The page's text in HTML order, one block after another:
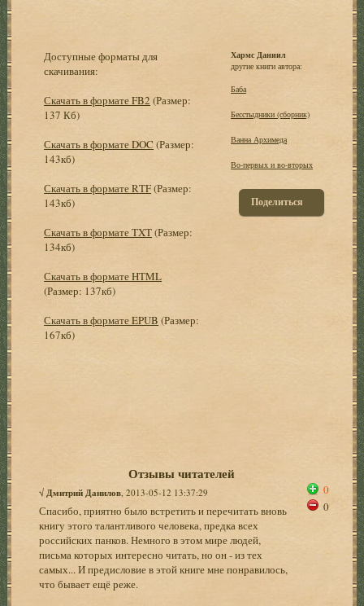
Доступные форматы для
скачивания:
Скачать в формате FB2 (Размер:
137 Кб)
Скачать в формате DOC (Размер:
143кб)
Скачать в формате RTF(Размер:
143кб)
Скачать в формате TXT(Размер:
134кб)
Скачать в формате HTML
(Размер: 137кб)
Скачать в формате EPUB (Размер:
167кб)
Хармс Даниил
другие книги автора:
Баба
Бесстыдники (сборник)
Ванна Архимеда
Во-первых и во-вторых
Поделиться
Отзывы читателей
√ Дмитрий Данилов , 2013-05-12 13:37:29
Спасибо, приятно было встретить и перечитать вновь
книгу этого талантливого человека, предка всех
российских панков. Немного в этом мире людей,
письма которых интересно читать, но он - из тех
самых... И предисловие в этой книге мне понравилось,
что бывает ещё реже.
0
0